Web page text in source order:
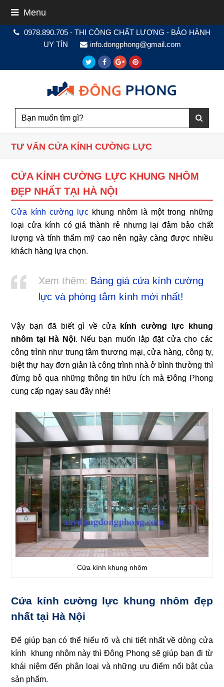
Menu
0978.890.705 - THI CÔNG CHẤT LƯỢNG - BẢO HÀNH
UY TÍN
info.dongphong@gmail.com
TwitterFacebook
GooglePinterest
TƯ VẤN CỬA KÍNH CƯỜNG LỰC
CỬA KÍNH CƯỜNG LỰC KHUNG NHÔM
ĐẸP NHẤT TẠI HÀ NỘI
Cửa kính cường lựckhung nhôm là một trong những
loại cửa kính có giá thành rẻ nhưng lại đảm bảo chất
lượng và tính thẩm mỹ cao nên ngày càng được nhiều
khách hàng lựa chọn.
Xem thêm: Bảng giá cửa kính cường
lực và phòng tắm kính mới nhất!
Vậy bạn đã biết gì về cửa
kính cường lực khung
nhôm tại Hà Nội. Nếu bạn muốn lắp đặt cửa cho các
công trình như trung tâm thương mại, cửa hàng, công ty,
biệt thự hay đơn giản là công trình nhà ở bình thường thì
đừng bỏ qua những thông tin hữu ích mà Đông Phong
cung cấp ngay sau đây nhé!
Cửa kính khung nhôm
Cửa kính cường lực khung nhôm đẹp
nhất tại Hà Nội
Để giúp bạn có thể hiểu rõ và chi tiết nhất về dòng cửa
kính khung nhôm này thì Đông Phong sẽ giúp bạn đi từ
khái niệm đến phân loại và những ưu điểm nổi bật của
sản phẩm.